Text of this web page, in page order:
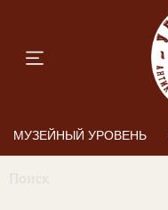
МУЗЕЙНЫЙ УРОВЕНЬ